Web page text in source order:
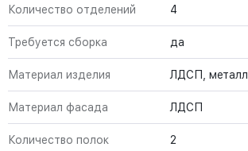
Количество отделений 4
Требуется сборка да
Материал изделия ЛДСП, металл
Материал фасада ЛДСП
Количество полок 2